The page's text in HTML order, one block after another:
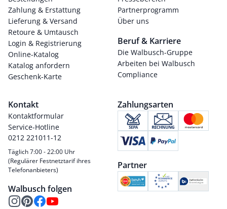
Zahlung & Erstattung
Lieferung & Versand
Retoure & Umtausch
Login & Registrierung
Online-Katalog
Katalog anfordern
Geschenk-Karte
Partnerprogramm
Über uns
Beruf & Karriere
Die Walbusch-Gruppe
Arbeiten bei Walbusch
Compliance
Kontakt
Kontaktformular
Service-Hotline
0212 221011-12
Täglich 7:00 - 22:00 Uhr
(Regulärer Festnetztarif ihres
Telefonanbieters)
Walbusch folgen
Zahlungsarten
Partner